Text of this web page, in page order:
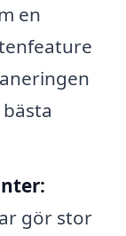
en
gör stor